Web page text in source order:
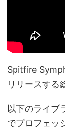
Spitfire
リリースする
以下のライブ
でプロフェッ